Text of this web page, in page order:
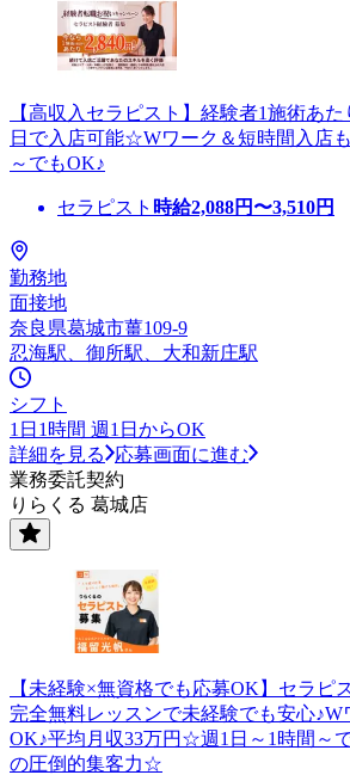
【高収入セラピスト】経験者1施術あ
日で入店可能☆Wワーク＆短時間入店
～でもOK♪
セラピスト 時給2,088円〜3,510円
勤務地
面接地
奈良県葛城市薑109-9
忍海駅、御所駅、大和新庄駅
シフト
1日1時間 週1日からOK
詳細を見る
応募画面に進む
業務委託契約
りらくる 葛城店
【未経験×無資格でも応募OK】セラピ
完全無料レッスンで未経験でも安心
OK♪平均月収33万円☆週1日～1時間～
の圧倒的集客力☆